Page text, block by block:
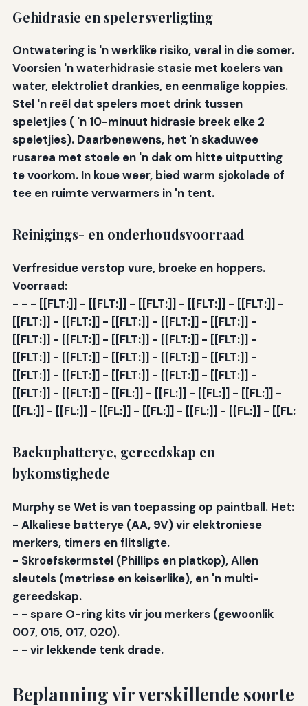
Gehidrasie en spelersverligting
Ontwatering is 'n werklike risiko, veral in die somer.
Voorsien 'nwaterhidrasie stasie met koelers van
water, elektroliet drankies, en eenmalige koppies.
Stel 'n reël dat spelers moet drink tussen
speletjies ( 'n 10-minuut hidrasie breek elke 2
speletjies). Daarbenewens, het 'n skaduwee
rusarea met stoele en 'n dak om hitte uitputting
te voorkom. In koue weer, bied warm sjokolade of
tee en ruimte verwarmers in 'n tent.
Reinigings- en onderhoudsvoorraad
Verfresidue verstop vure, broeke en hoppers.
Voorraad:
- - - [[FLT:]] - [[FLT:]] - [[FLT:]] - [[FLT:]] - [[FLT:]] -
[[FLT:]] - [[FLT:]] - [[FLT:]] - [[FLT:]] - [[FLT:]] -
[[FLT:]] - [[FLT:]] - [[FLT:]] - [[FLT:]] - [[FLT:]] -
[[FLT:]] - [[FLT:]] - [[FLT:]] - [[FLT:]] - [[FLT:]] -
[[FLT:]] - [[FLT:]] - [[FLT:]] - [[FLT:]] - [[FLT:]] -
[[FLT:]] - [[FLT:]] - [[FL:]] - [[FL:]] - [[FL:]] - [[FL:]] -
[[FL:]] - [[FL:]] - [[FL:]] - [[FL:]] - [[FL:]] - [[FL:]] - [[FL:
Backupbatterye, gereedskap en
bykomstighede
Murphy se Wet is van toepassing op paintball. Het:
- Alkaliese batterye (AA, 9V) vir elektroniese
merkers, timers en flitsligte.
- Skroefskermstel (Phillips en platkop), Allen
sleutels (metriese en keiserlike), en 'n multi-
gereedskap.
- - spare O-ring kits vir jou merkers (gewoonlik
007, 015, 017, 020).
- - vir lekkende tenk drade.
Beplanning vir verskillende soorte